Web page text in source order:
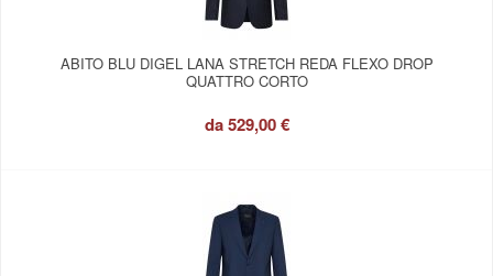
ABITO BLU DIGEL LANA STRETCH REDA FLEXO DROP
QUATTRO CORTO
da529,00 €